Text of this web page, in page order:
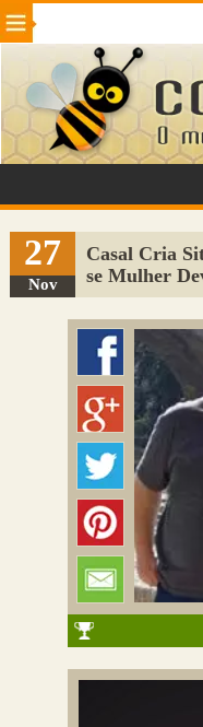
Beleza Cinema e TV
Internet Jogos NotÃ­cias
VeÃ­culos Adulto
Sugerir Link
Adicionar Blog
Colmeia Exchange
Perguntas Frequentes
27
Nov
Casal Cria
se Mulher